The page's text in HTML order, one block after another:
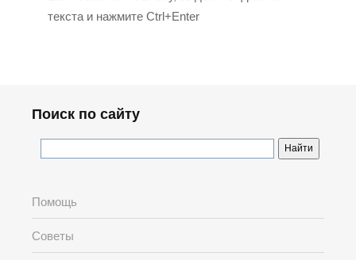
текста и нажмите Ctrl+Enter
Поиск по сайту
Помощь
Советы